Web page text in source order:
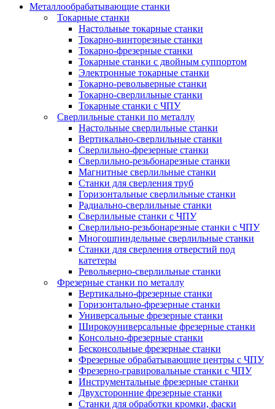
Металлообрабатывающие станки
Токарные станки
Настольные токарные станки
Токарно-винторезные станки
Токарно-фрезерные станки
Токарные станки с двойным суппортом
Электронные токарные станки
Токарно-револьверные станки
Токарно-сверлильные станки
Токарные станки с ЧПУ
Сверлильные станки по металлу
Настольные сверлильные станки
Вертикально-сверлильные станки
Сверлильно-фрезерные станки
Сверлильно-резьбонарезные станки
Магнитные сверлильные станки
Станки для сверления труб
Горизонтальные сверлильные станки
Радиально-сверлильные станки
Сверлильные станки с ЧПУ
Сверлильно-резьбонарезные станки с ЧПУ
Многошпиндельные сверлильные станки
Станки для сверления отверстий под
катетеры
Револьверно-сверлильные станки
Фрезерные станки по металлу
Вертикально-фрезерные станки
Горизонтально-фрезерные станки
Универсальные фрезерные станки
Широкоуниверсальные фрезерные станки
Консольно-фрезерные станки
Бесконсольные фрезерные станки
Фрезерные обрабатывающие центры с ЧПУ
Фрезерно-гравировальные станки с ЧПУ
Инструментальные фрезерные станки
Двухсторонние фрезерные станки
Станки для обработки кромки, фаски